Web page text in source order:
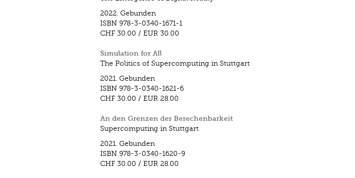
2022. Gebunden
ISBN 978-3-0340-1671-1
CHF 30.00 / EUR 30.00
Simulation for All
The Politics of Supercomputing in Stuttgart
2021.
Gebunden
ISBN 978-3-0340-1621-6
CHF 30.00 / EUR 28.00
An den Grenzen der Berechenbarkeit
Supercomputing in Stuttgart
2021.
Gebunden
ISBN 978-3-0340-1620-9
CHF 30.00 / EUR 28.00